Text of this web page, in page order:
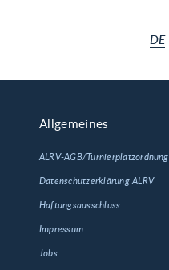
DE
Allgemeines
ALRV-AGB/Turnierplatzordnung
Datenschutzerklärung ALRV
Haftungsausschluss
Impressum
Jobs